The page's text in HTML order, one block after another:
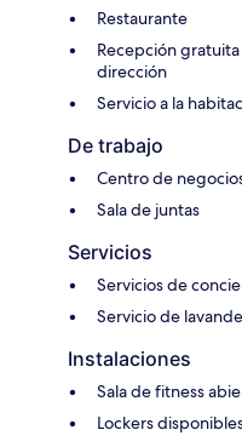
Restaurante
Recepción
dirección
Servicio a la
De trabajo
Centro de
Sala de juntas
Servicios
Servicios de
Servicio de
Instalaciones
Sala de fitness
Lockers